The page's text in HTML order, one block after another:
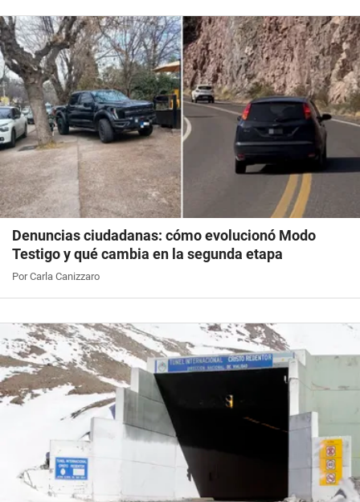
Denuncias ciudadanas: cómo evolucionó Modo
Testigo y qué cambia en la segunda etapa
Por Carla Canizzaro